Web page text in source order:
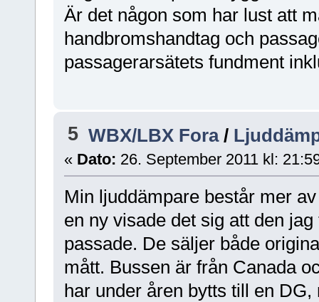
Är det någon som har lust att
handbromshandtag och
passagerarsätets fundment
5 WBX/LBX Fora/
« Dato: 26. September 2011 kl:
Min ljuddämpare består mer
en ny visade det sig att den
passade. De säljer både
mått. Bussen är från Canada
har under åren bytts till en